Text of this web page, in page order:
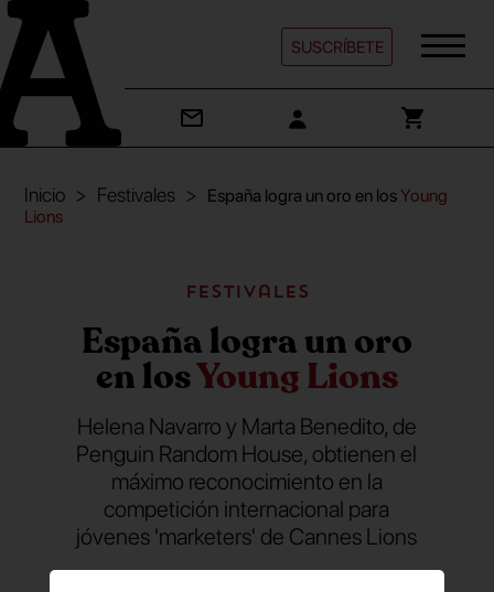
SUSCRÍBETE
Inicio Festivales España logra un oro en los Young
Lions
Festivales
España logra un oro
en losYoung Lions
Helena Navarro y Marta Benedito, de
Penguin Random House, obtienen el
máximo reconocimiento en la
competición internacional para
jóvenes 'marketers' de Cannes Lions